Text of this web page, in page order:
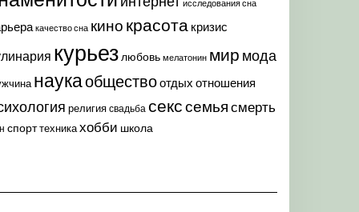
исследования сна
качество сна кино красота кризис
курьез любовь мелатонин мир мода
наукаобществоотдых отношения
религия свадьба секссемья смерть
спорттехникахобби школа